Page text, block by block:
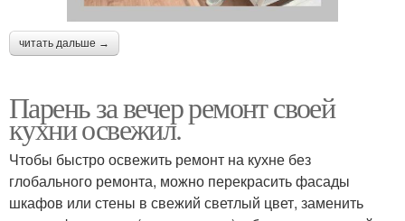
читать дальше →
Парень за вечер ремонт своей
кухни освежил.
Чтобы быстро освежить ремонт на кухне без
глобального ремонта, можно перекрасить фасады
шкафов или стены в свежий светлый цвет, заменить